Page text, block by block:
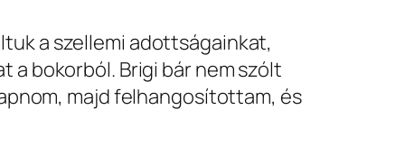
a szellemi adottságainkat,
bokorból. Brigi bár nem szólt
majd felhangosítottam, és